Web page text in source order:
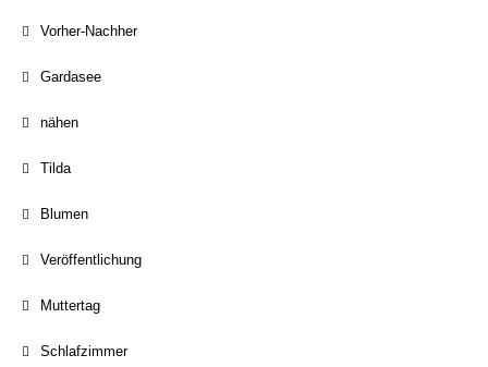
Vorher-Nachher
Gardasee
nähen
Tilda
Blumen
Veröffentlichung
Muttertag
Schlafzimmer